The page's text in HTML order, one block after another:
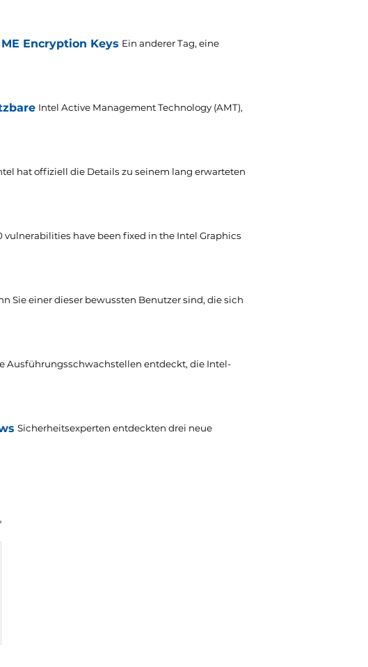
Encryption Keys Ein anderer Tag, eine
Intel Active Management Technology (AMT),
hat offiziell die Details zu seinem lang erwarteten
vulnerabilities have been fixed in the Intel Graphics
Sie einer dieser bewussten Benutzer sind, die sich
Ausführungsschwachstellen entdeckt, die Intel-
Sicherheitsexperten entdeckten drei neue